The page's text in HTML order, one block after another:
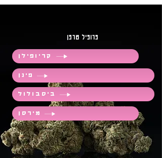
פרופיל טרפן
קריופילן
פינן
ביסבולול
מירסן